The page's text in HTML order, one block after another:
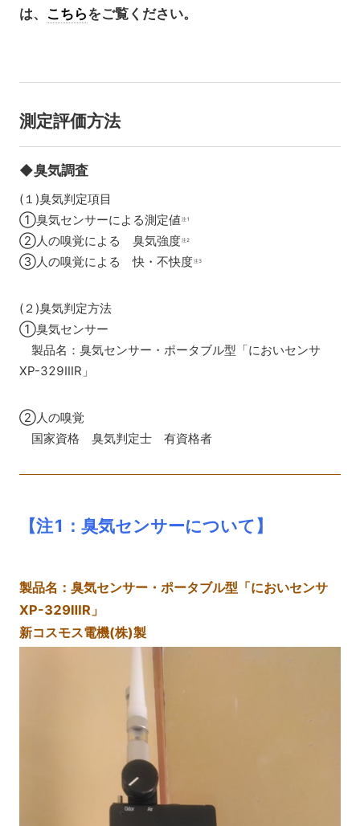
は、 こちらをご覧ください。
測定評価方法
◆臭気調査
(１)臭気判定項目
①臭気センサーによる測定値 注1
②人の嗅覚による 臭気強度注2
③人の嗅覚による 快・不快度注3
(２)臭気判定方法
①臭気センサー
製品名：臭気センサー・ポータブル型「においセンサ
XP-329ⅢR」
②人の嗅覚
国家資格 臭気判定士 有資格者
【注1：臭気センサーについて】
製品名：臭気センサー・ポータブル型「においセンサ
XP-329ⅢR」
新コスモス電機(株)製